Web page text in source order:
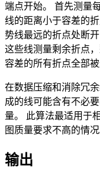
端点开始。 首先测量
线的距离小于容差的
势线最远的折点处断
这些线测量剩余折点
容差的所有折点全部被
在数据压缩和消除冗
成的线可能含有不必
量。 此算法最适用于
图质量要求不高的情况
输出